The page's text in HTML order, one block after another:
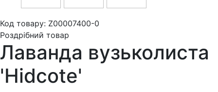
Код товару: Z00007400-0
Роздрібний товар
Лаванда вузьколиста
'Hidcote'